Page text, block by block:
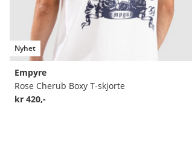
Nyhet
Empyre
Rose Cherub Boxy T-skjorte
kr 420,-